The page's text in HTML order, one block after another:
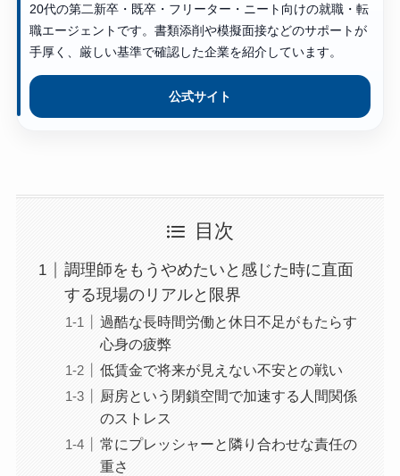
20代の第二新卒・既卒・フリーター・ニート向けの就職・転
職エージェントです。書類添削や模擬面接などのサポートが
手厚く、厳しい基準で確認した企業を紹介しています。
公式サイト
目次
調理師をもうやめたいと感じた時に直面
する現場のリアルと限界
過酷な長時間労働と休日不足がもたらす
心身の疲弊
低賃金で将来が見えない不安との戦い
厨房という閉鎖空間で加速する人間関係
のストレス
常にプレッシャーと隣り合わせな責任の
重さ